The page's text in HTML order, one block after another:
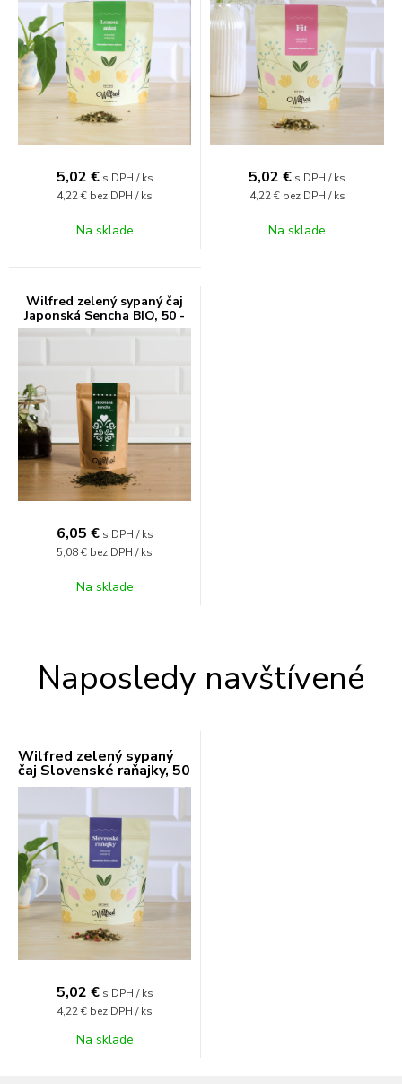
5,02 € s DPH / ks
4,22 € bez DPH / ks
Na sklade
5,02 € s DPH / ks
4,22 € bez DPH / ks
Na sklade
Wilfred zelený sypaný čaj
Japonská Sencha BIO, 50 -
250 g
6,05 € s DPH / ks
5,08 € bez DPH / ks
Na sklade
Naposledy navštívené
Wilfred zelený sypaný
čaj Slovenské raňajky, 50
- 250 g
5,02 € s DPH / ks
4,22 € bez DPH / ks
Na sklade